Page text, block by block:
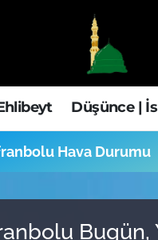
Düşünce |
Hava Durumu
Bugün,
| İslamî
Der Haber
| Ahkam
Durumu
Durumu